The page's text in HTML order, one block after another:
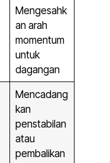
Mengesahk
an arah
momentum
untuk
dagangan
Mencadang
kan
penstabilan
atau
pembalikan